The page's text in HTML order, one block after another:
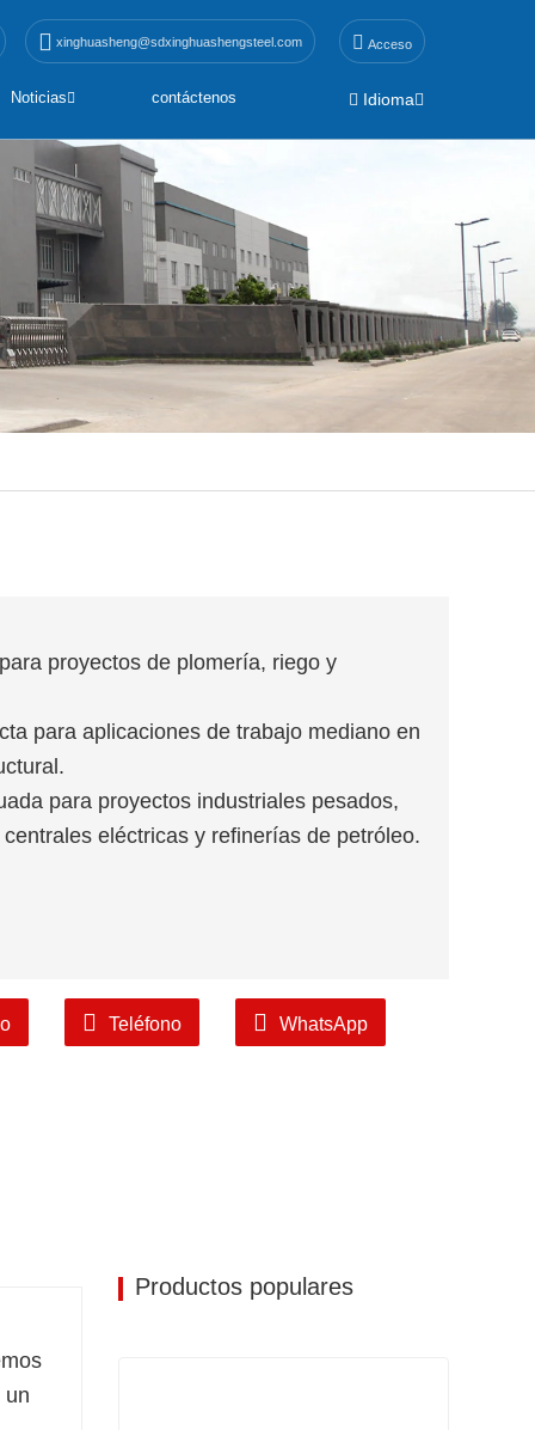
xinghuasheng@sdxinghuashengsteel.com Acceso
Noticias contáctenos Idioma
proyectos de plomería, riego y
para aplicaciones de trabajo mediano en
para proyectos industriales pesados,
eléctricas y refinerías de petróleo.
Teléfono WhatsApp
un
Productos populares